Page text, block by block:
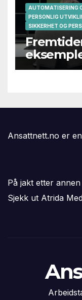
AUTOMATISERING
PERSONLIG
SIKKERHET OG
Ansattnett.no er
På jakt etter
Sjekk ut Atrida